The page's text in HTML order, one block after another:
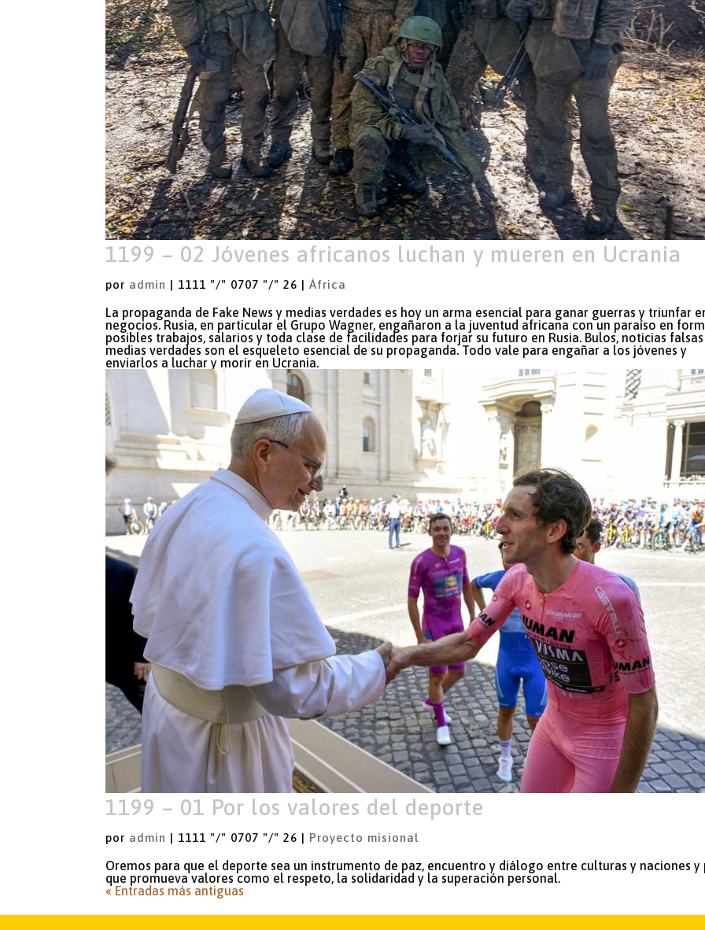
1199 – 02 Jóvenes africanos luchan y mueren en Ucrania
por admin | 1111 "/" 0707 "/" 26 |África
La propaganda de Fake News y medias verdades es hoy un arma esencial para ganar guerras y triunfar
negocios. Rusia, en particular el Grupo Wagner, engañaron a la juventud africana con un paraíso en
posibles trabajos, salarios y toda clase de facilidades para forjar su futuro en Rusia. Bulos, noticias
medias verdades son el esqueleto esencial de su propaganda. Todo vale para engañar a los jóvenes y
enviarlos a luchar y morir en Ucrania.
1199 – 01 Por los valores del deporte
por admin | 1111 "/" 0707 "/" 26 | Proyecto misional
Oremos para que el deporte sea un instrumento de paz, encuentro y diálogo entre culturas y naciones y
que promueva valores como el respeto, la solidaridad y la superación personal.
« Entradas más antiguas